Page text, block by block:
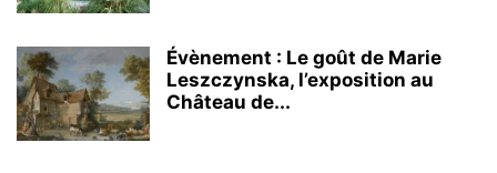
Évènement : Le goût de Marie
Leszczynska, l’exposition au
Château de...